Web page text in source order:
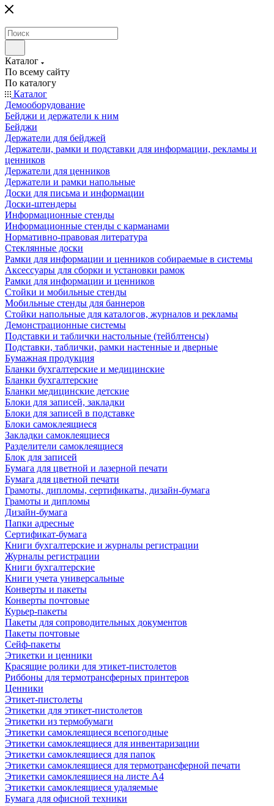
Каталог
По всему сайту
По каталогу
Каталог
Демооборудование
Бейджи и держатели к ним
Бейджи
Держатели для бейджей
Держатели, рамки и подставки для информации, рекламы и
ценников
Держатели для ценников
Держатели и рамки напольные
Доски для письма и информации
Доски-штендеры
Информационные стенды
Информационные стенды с карманами
Нормативно-правовая литература
Стеклянные доски
Рамки для информации и ценников собираемые в системы
Аксессуары для сборки и установки рамок
Рамки для информации и ценников
Стойки и мобильные стенды
Мобильные стенды для баннеров
Стойки напольные для каталогов, журналов и рекламы
Демонстрационные системы
Подставки и таблички настольные (тейблтенсы)
Подставки, таблички, рамки настенные и дверные
Бумажная продукция
Бланки бухгалтерские и медицинские
Бланки бухгалтерские
Бланки медицинские детские
Блоки для записей, закладки
Блоки для записей в подставке
Блоки самоклеящиеся
Закладки самоклеящиеся
Разделители самоклеящиеся
Блок для записей
Бумага для цветной и лазерной печати
Бумага для цветной печати
Грамоты, дипломы, сертификаты, дизайн-бумага
Грамоты и дипломы
Дизайн-бумага
Папки адресные
Сертификат-бумага
Книги бухгалтерские и журналы регистрации
Журналы регистрации
Книги бухгалтерские
Книги учета универсальные
Конверты и пакеты
Конверты почтовые
Курьер-пакеты
Пакеты для сопроводительных документов
Пакеты почтовые
Сейф-пакеты
Этикетки и ценники
Красящие ролики для этикет-пистолетов
Риббоны для термотрансферных принтеров
Ценники
Этикет-пистолеты
Этикетки для этикет-пистолетов
Этикетки из термобумаги
Этикетки самоклеящиеся всепогодные
Этикетки самоклеящиеся для инвентаризации
Этикетки самоклеящиеся для папок
Этикетки самоклеящиеся для термотрансферной печати
Этикетки самоклеящиеся на листе А4
Этикетки самоклеящиеся удаляемые
Бумага для офисной техники